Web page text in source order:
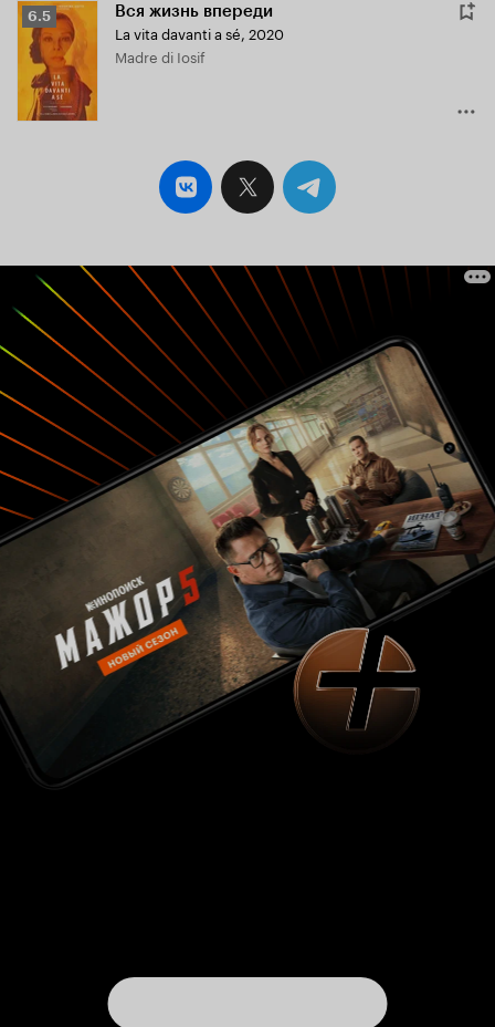
Рейтинг
Кинопоиска
6.5
6.5 Вся жизнь впереди
La vita davanti a sé, 2020
Madre di Iosif